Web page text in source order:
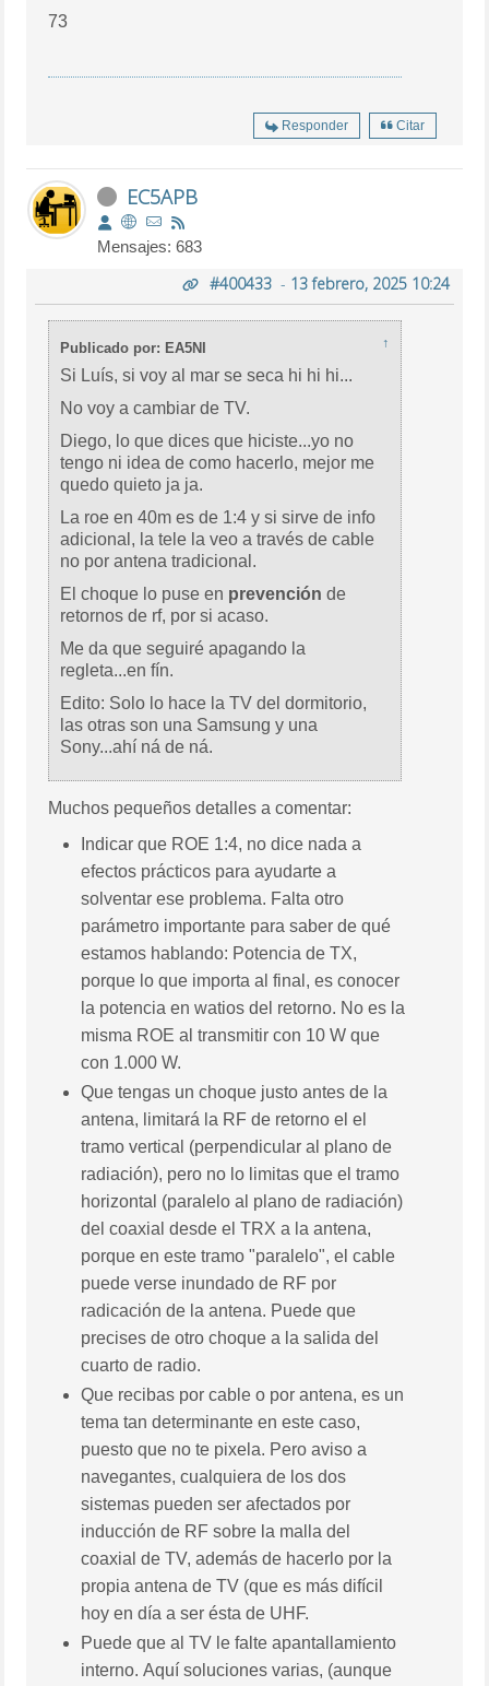
73
Responder Citar
EC5APB
Mensajes: 683
#400433- 13 febrero, 2025 10:24
Publicado por: EA5NI ↑
Si Luís, si voy al mar se seca hi hi hi...
No voy a cambiar de TV.
Diego, lo que dices que hiciste...yo no
tengo ni idea de como hacerlo, mejor me
quedo quieto ja ja.
La roe en 40m es de 1:4 y si sirve de info
adicional, la tele la veo a través de cable
no por antena tradicional.
El choque lo puse en prevención de
retornos de rf, por si acaso.
Me da que seguiré apagando la
regleta...en fín.
Edito: Solo lo hace la TV del dormitorio,
las otras son una Samsung y una
Sony...ahí ná de ná.
Muchos pequeños detalles a comentar:
Indicar que ROE 1:4, no dice nada a
efectos prácticos para ayudarte a
solventar ese problema. Falta otro
parámetro importante para saber de qué
estamos hablando: Potencia de TX,
porque lo que importa al final, es conocer
la potencia en watios del retorno. No es la
misma ROE al transmitir con 10 W que
con 1.000 W.
Que tengas un choque justo antes de la
antena, limitará la RF de retorno el el
tramo vertical (perpendicular al plano de
radiación), pero no lo limitas que el tramo
horizontal (paralelo al plano de radiación)
del coaxial desde el TRX a la antena,
porque en este tramo "paralelo", el cable
puede verse inundado de RF por
radicación de la antena. Puede que
precises de otro choque a la salida del
cuarto de radio.
Que recibas por cable o por antena, es un
tema tan determinante en este caso,
puesto que no te pixela. Pero aviso a
navegantes, cualquiera de los dos
sistemas pueden ser afectados por
inducción de RF sobre la malla del
coaxial de TV, además de hacerlo por la
propia antena de TV (que es más difícil
hoy en día a ser ésta de UHF.
Puede que al TV le falte apantallamiento
interno. Aquí soluciones varias, (aunque